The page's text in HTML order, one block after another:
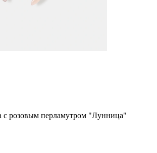
с розовым перламутром "Лунница"